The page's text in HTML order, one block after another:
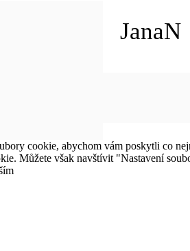
JanaN
Jméno a
cookie, abychom vám poskytli co
Můžete však navštívit "Nastavení